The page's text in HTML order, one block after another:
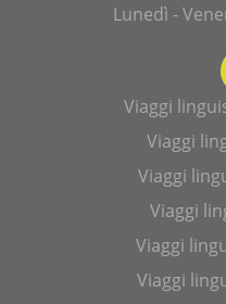
Lunedì -
Viaggi
Viaggi
Viaggi
Viaggi
Viaggi
Viaggi